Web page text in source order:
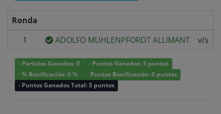
Ronda
1
ADOLFO MUHLENPFORDT ALLIMANT v/s
- Partidos Ganados: 0
- Puntos Ganados: 5 puntos
- % Bonificación: 0 %
- Puntos Bonificación: 0 puntos
- Puntos Ganados Total: 5 puntos